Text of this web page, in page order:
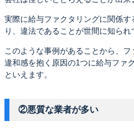
実際に給与ファクタリングに関係す
り、違法であることが世間に知られ
このような事例があることから、フ
違和感を抱く原因の1つに給与ファ
といえます。
②悪質な業者が多い